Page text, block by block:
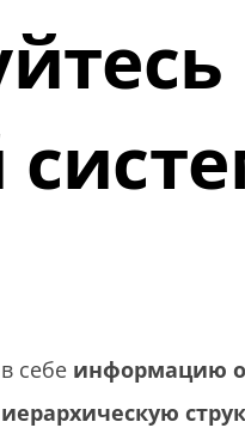
себе информацию о
иерархическую